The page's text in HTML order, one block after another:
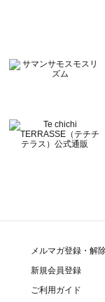
メルマガ登録・解
新規会員登録
ご利用ガイド